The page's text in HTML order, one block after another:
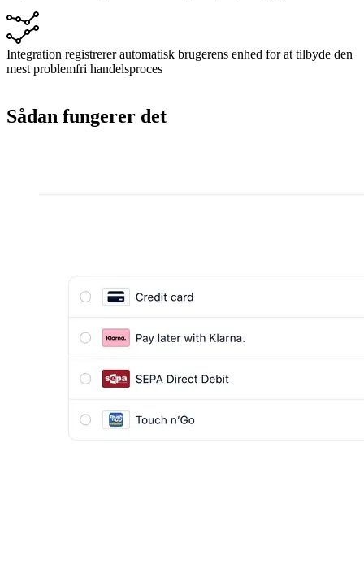
Integration registrerer automatisk brugerens enhed for at tilbyde den
mest problemfri handelsproces
Sådan fungerer det